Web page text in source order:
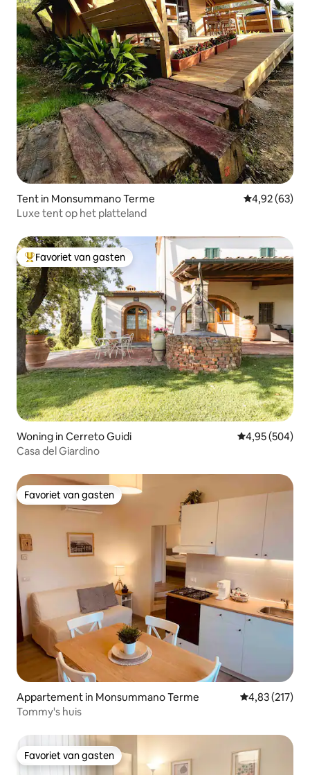
Tent in Monsummano Terme Gemiddelde
4,92 (63)
Luxe tent op het platteland
Topfavoriet van gasten
Favoriet van gasten
Woning in Cerreto Guidi Gemiddelde
4,95 (504)
Casa del Giardino
Favoriet van gasten
Favoriet van gasten
Appartement in Monsummano Terme Gemiddelde
4,83 (217)
Tommy's huis
Favoriet van gasten
Favoriet van gasten